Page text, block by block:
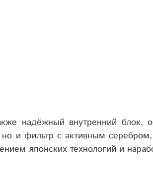
надёжный внутренний
и фильтр с активным
японских технологий и